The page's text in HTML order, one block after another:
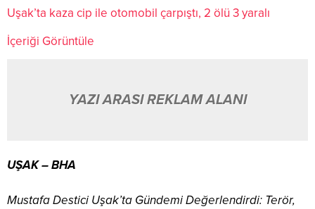
Uşak’ta kaza cip ile otomobil çarpıştı, 2 ölü 3 yaralı
İçeriği Görüntüle
YAZI ARASI REKLAM ALANI
UŞAK – BHA
Mustafa Destici Uşak’ta Gündemi Değerlendirdi: Terör,